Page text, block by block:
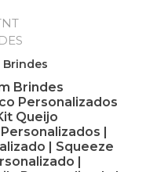
Brindes
Brindes
Personalizados
Queijo
|
| Squeeze
|